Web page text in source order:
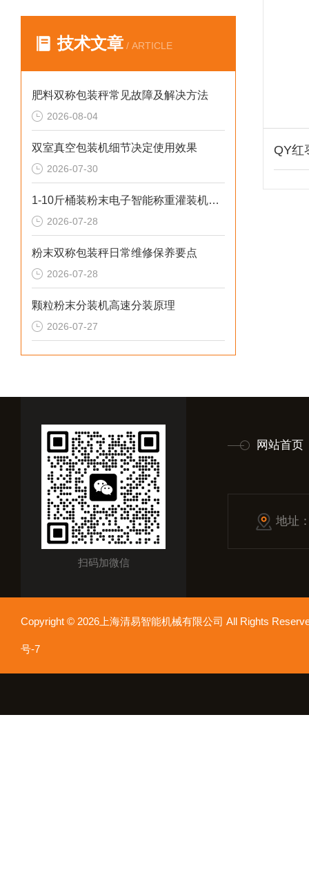
技术文章 / ARTICLE
肥料双称包装秤常见故障及解决方法
2026-08-04
双室真空包装机细节决定使用效果
2026-07-30
1-10斤桶装粉末电子智能称重灌装机介绍
2026-07-28
粉末双称包装秤日常维修保养要点
2026-07-28
颗粒粉末分装机高速分装原理
2026-07-27
扫码加微信
网站首页
地址
Copyright © 2026上海清易智能机械有限公司 All Rights
号-7